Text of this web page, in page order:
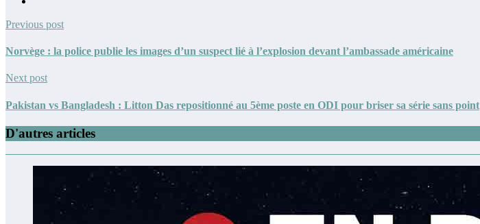
Previous post
Norvège : la police publie les images d’un suspect lié à l’explosion devant l’ambassade américaine
Next post
Pakistan vs Bangladesh : Litton Das repositionné au 5ème poste en ODI pour briser sa série sans point
D'autres articles